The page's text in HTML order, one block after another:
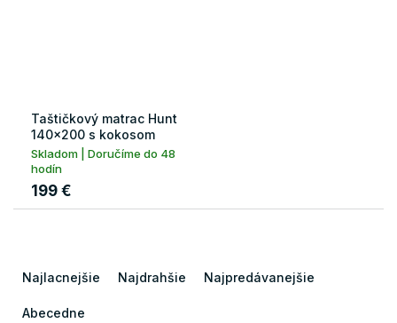
Taštičkový matrac Hunt
140x200 s kokosom
Skladom | Doručíme do 48
hodín
199 €
e
Najlacnejšie Najdrahšie Najpredávanejšie
Abecedne